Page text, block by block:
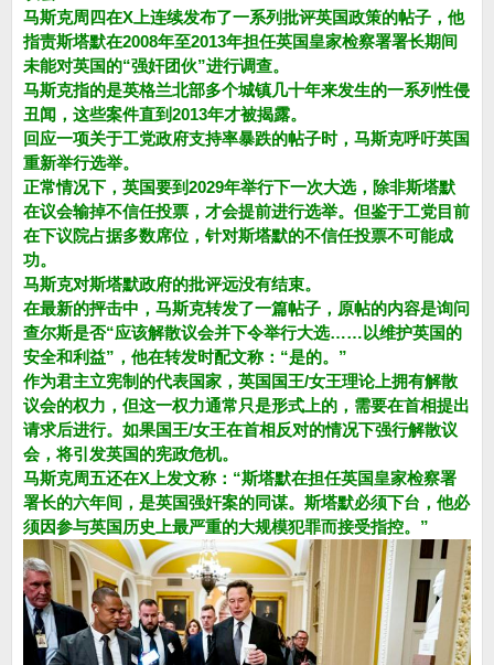
马斯克周四在X上连续发布了一系列批评英国政策的帖子，他
指责斯塔默在2008年至2013年担任英国皇家检察署署长期间
未能对英国的“强奸团伙”进行调查。
马斯克指的是英格兰北部多个城镇几十年来发生的一系列性侵
丑闻，这些案件直到2013年才被揭露。
回应一项关于工党政府支持率暴跌的帖子时，马斯克呼吁英国
重新举行选举。
正常情况下，英国要到2029年举行下一次大选，除非斯塔默
在议会输掉不信任投票，才会提前进行选举。但鉴于工党目前
在下议院占据多数席位，针对斯塔默的不信任投票不可能成
功。
马斯克对斯塔默政府的批评远没有结束。
在最新的抨击中，马斯克转发了一篇帖子，原帖的内容是询问
查尔斯是否“应该解散议会并下令举行大选……以维护英国的
安全和利益”，他在转发时配文称：“是的。”
作为君主立宪制的代表国家，英国国王/女王理论上拥有解散
议会的权力，但这一权力通常只是形式上的，需要在首相提出
请求后进行。如果国王/女王在首相反对的情况下强行解散议
会，将引发英国的宪政危机。
马斯克周五还在X上发文称：“斯塔默在担任英国皇家检察署
署长的六年间，是英国强奸案的同谋。斯塔默必须下台，他必
须因参与英国历史上最严重的大规模犯罪而接受指控。”